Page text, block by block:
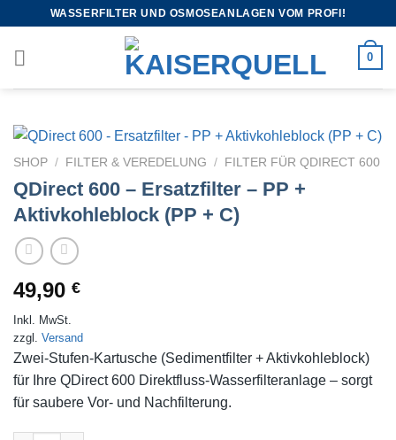
WASSERFILTER UND OSMOSEANLAGEN VOM PROFI!
0
SHOP / FILTER & VEREDELUNG / FILTER FÜR QDIRECT 600
QDirect 600 – Ersatzfilter – PP +
Aktivkohleblock (PP + C)
49,90 €
Inkl. MwSt.
zzgl. Versand
Zwei-Stufen-Kartusche (Sedimentfilter + Aktivkohleblock)
für Ihre QDirect 600 Direktfluss-Wasserfilteranlage – sorgt
für saubere Vor- und Nachfilterung.